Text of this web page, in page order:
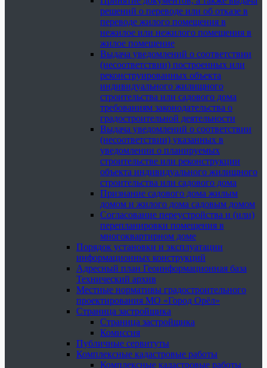
решений о переводе или об отказе в
переводе жилого помещения в
нежилое или нежилого помещения в
жилое помещение
Выдача уведомлений о соответствии
(несоответствии) построенных или
реконструированных объекта
индивидуального жилищного
строительства или садового дома
требованиям законодательства о
градостроительной деятельности
Выдача уведомлений о соответствии
(несоответствии) указанных в
уведомлении о планируемых
строительстве или реконструкции
объекта индивидуального жилищного
строительства или садового дома
Признание садового дома жилым
домом и жилого дома садовым домом
Согласование переустройства и (или)
перепланировки помещения в
многоквартирном доме
Порядок установки и эксплуатации
информационных конструкций
Адресный план Геоинформационная база
Технический архив
Местные нормативы градостроительного
проектирования МО «Город Орёл»
Страница застройщика
Страница застройщика
Комиссия
Публичные сервитуты
Комплексные кадастровые работы
Комплексные кадастровые работы